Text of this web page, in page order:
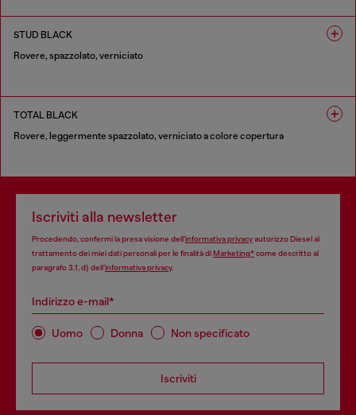
STUD BLACK
Rovere, spazzolato, verniciato
TOTAL BLACK
Rovere, leggermente spazzolato, verniciato a colore copertura
Iscriviti alla newsletter
Procedendo, confermi la presa visione dell’informativa privacyautorizzo Diesel al
trattamento dei miei dati personali per le finalità diMarketing*come descritto al
paragrafo 3.1, d) dell’informativa privacy.
Indirizzo e-mail*
Uomo Donna Non specificato
Iscriviti